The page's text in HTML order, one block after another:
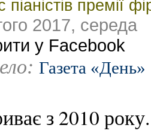
піаністів премії
2017, середа
у Facebook
Газета «День»
з 2010